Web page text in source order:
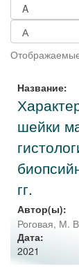
Название:
шейки
гг.
Автор(ы):
Роговая, М.
Дата:
2021